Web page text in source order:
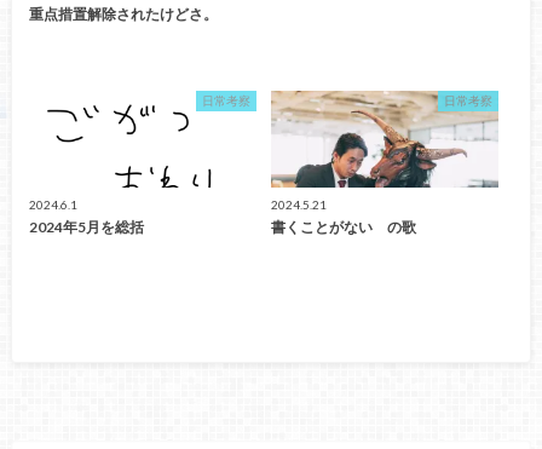
重点措置解除されたけどさ。
日常考察
2024.6.1
2024年5月を総括
日常考察
2024.5.21
書くことがない の歌